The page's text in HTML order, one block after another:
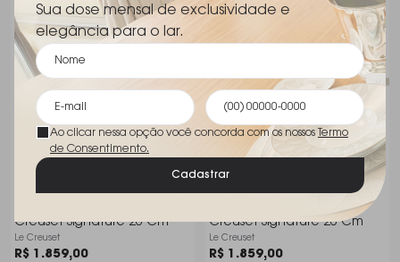
Sua dose mensal de exclusividade e
elegância para o lar.
Ao clicar nessa opção você concorda com os nossos Termo
de Consentimento.
Cadastrar
Creuset Signature 26 Cm
Le Creuset
R$ 1.859,00
Creuset Signature 26 Cm
Le Creuset
R$ 1.859,00